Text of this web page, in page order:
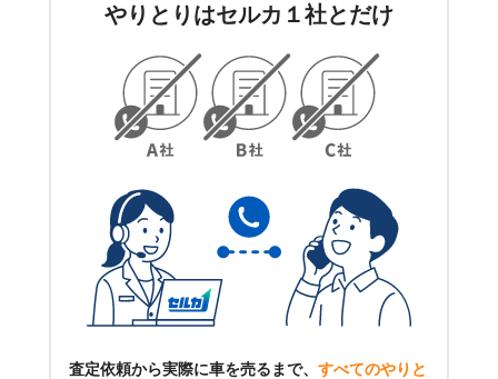
やりとりはセルカ１社とだけ
査定依頼から実際に車を売るまで、 すべてのやりと